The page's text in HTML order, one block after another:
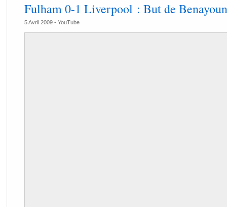
Fulham 0-1 Liverpool : But de
5 Avril 2009 - YouTube